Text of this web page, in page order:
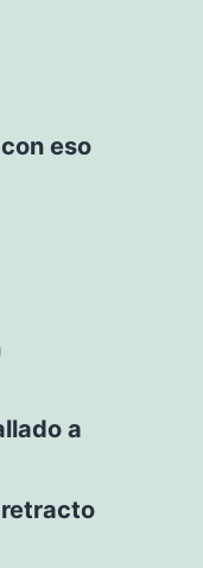
eso
a
retracto